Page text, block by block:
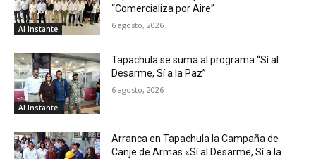
Al Instante
“Comercializa por Aire”
6 agosto, 2026
Al Instante
Tapachula se suma al programa “Sí al
Desarme, Sí a la Paz”
6 agosto, 2026
Arranca en Tapachula la Campaña de
Canje de Armas «Sí al Desarme, Sí a la